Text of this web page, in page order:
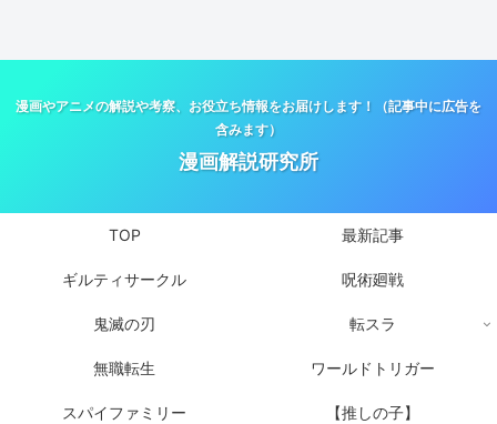
漫画やアニメの解説や考察、お役立ち情報をお届けします！（記事中に広告を
含みます）
漫画解説研究所
TOP 最新記事
ギルティサークル 呪術廻戦
鬼滅の刃 転スラ
無職転生 ワールドトリガー
スパイファミリー 【推しの子】